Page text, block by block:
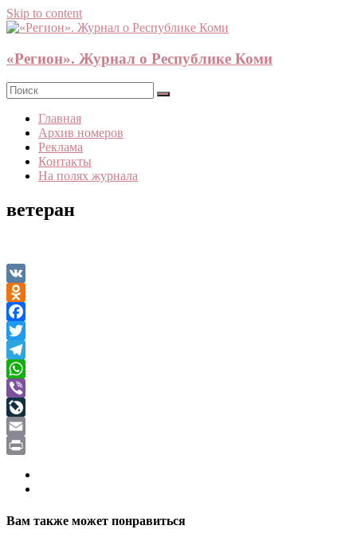
Skip to content
«Регион». Журнал о Республике Коми
Главная
Архив номеров
Реклама
Контакты
На полях журнала
ветеран
VK
Odnoklassniki
Facebook
Twitter
Telegram
WhatsApp
Viber
LiveJournal
Email
Вам также может понравиться